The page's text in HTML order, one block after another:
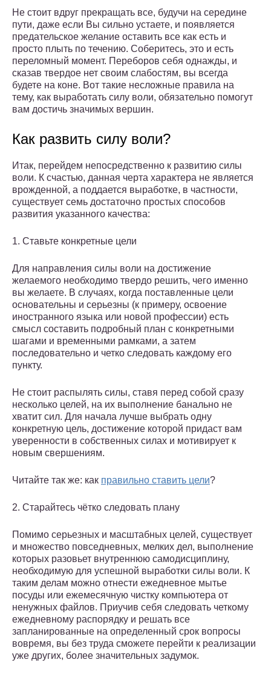
Не стоит вдруг прекращать все, будучи на середине
пути, даже если Вы сильно устаете, и появляется
предательское желание оставить все как есть и
просто плыть по течению. Соберитесь, это и есть
переломный момент. Переборов себя однажды, и
сказав твердое нет своим слабостям, вы всегда
будете на коне. Вот такие несложные правила на
тему, как выработать силу воли, обязательно помогут
вам достичь значимых вершин.
Как развить силу воли?
Итак, перейдем непосредственно к развитию силы
воли. К счастью, данная черта характера не является
врожденной, а поддается выработке, в частности,
существует семь достаточно простых способов
развития указанного качества:
1. Ставьте конкретные цели
Для направления силы воли на достижение
желаемого необходимо твердо решить, чего именно
вы желаете. В случаях, когда поставленные цели
основательны и серьезны (к примеру, освоение
иностранного языка или новой профессии) есть
смысл составить подробный план с конкретными
шагами и временными рамками, а затем
последовательно и четко следовать каждому его
пункту.
Не стоит распылять силы, ставя перед собой сразу
несколько целей, на их выполнение банально не
хватит сил. Для начала лучше выбрать одну
конкретную цель, достижение которой придаст вам
уверенности в собственных силах и мотивирует к
новым свершениям.
Читайте так же: как правильно ставить цели?
2. Старайтесь чётко следовать плану
Помимо серьезных и масштабных целей, существует
и множество повседневных, мелких дел, выполнение
которых разовьет внутреннюю самодисциплину,
необходимую для успешной выработки силы воли. К
таким делам можно отнести ежедневное мытье
посуды или ежемесячную чистку компьютера от
ненужных файлов. Приучив себя следовать четкому
ежедневному распорядку и решать все
запланированные на определенный срок вопросы
вовремя, вы без труда сможете перейти к реализации
уже других, более значительных задумок.